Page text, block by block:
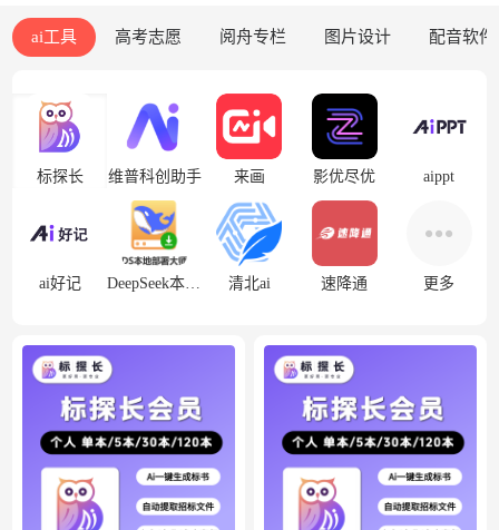
ai工具 高考志愿 阅舟专栏 图片设计 配音软件
标探长 维普科创助手 来画 影优尽优 aippt
ai好记 DeepSeek本地部署 清北ai 速降通 更多